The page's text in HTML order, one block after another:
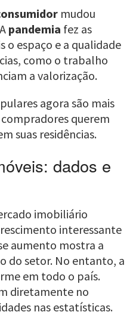
mudou
pandemia fez as
o espaço e a qualidade
como o trabalho
a valorização.
agora são mais
querem
suas residências.
dados e
imobiliário
interessante
aumento mostra a
do setor. No entanto, a
em todo o país.
diretamente no
nas estatísticas.